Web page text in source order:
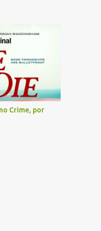
Crime, por